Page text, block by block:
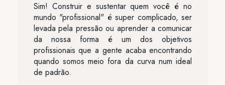
Sim! Construir e sustentar quem você é no
mundo "profissional" é super complicado, ser
levada pela pressão ou aprender a comunicar
da nossa forma é um dos objetivos
profissionais que a gente acaba encontrando
quando somos meio fora da curva num ideal
de padrão.